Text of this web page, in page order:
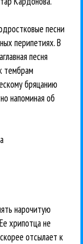
песни
перипетиях. В
песня
тембрам
бряцанию
напоминая об
нарочитую
хрипотца не
отсылает к